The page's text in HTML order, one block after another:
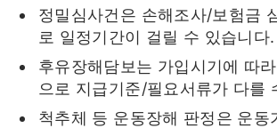
정밀심사건은 손해조사/보험금
로 일정기간이 걸릴 수 있습니다.
후유장해담보는 가입시기에 따
으로 지급기준/필요서류가 다를
척추체 등 운동장해 판정은 운동